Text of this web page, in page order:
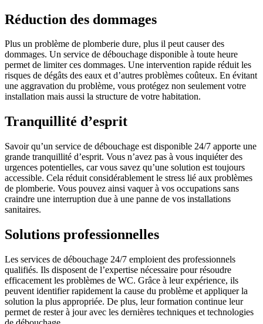
Réduction des dommages
Plus un problème de plomberie dure, plus il peut causer des
dommages. Un service de débouchage disponible à toute heure
permet de limiter ces dommages. Une intervention rapide réduit les
risques de dégâts des eaux et d’autres problèmes coûteux. En évitant
une aggravation du problème, vous protégez non seulement votre
installation mais aussi la structure de votre habitation.
Tranquillité d’esprit
Savoir qu’un service de débouchage est disponible 24/7 apporte une
grande tranquillité d’esprit. Vous n’avez pas à vous inquiéter des
urgences potentielles, car vous savez qu’une solution est toujours
accessible. Cela réduit considérablement le stress lié aux problèmes
de plomberie. Vous pouvez ainsi vaquer à vos occupations sans
craindre une interruption due à une panne de vos installations
sanitaires.
Solutions professionnelles
Les services de débouchage 24/7 emploient des professionnels
qualifiés. Ils disposent de l’expertise nécessaire pour résoudre
efficacement les problèmes de WC. Grâce à leur expérience, ils
peuvent identifier rapidement la cause du problème et appliquer la
solution la plus appropriée. De plus, leur formation continue leur
permet de rester à jour avec les dernières techniques et technologies